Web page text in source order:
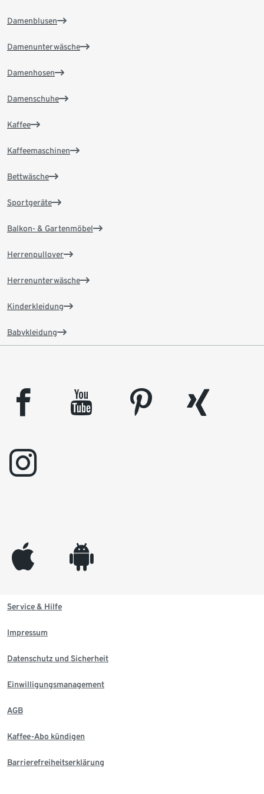
Damenblusen
Damenunterwäsche
Damenhosen
Damenschuhe
Kaffee
Kaffeemaschinen
Bettwäsche
Sportgeräte
Balkon- & Gartenmöbel
Herrenpullover
Herrenunterwäsche
Kinderkleidung
Babykleidung
facebook youtube pinterest
xing
instagram
appleinc android
Service & Hilfe
Impressum
Datenschutz und Sicherheit
Einwilligungsmanagement
AGB
Kaffee-Abo kündigen
Barrierefreiheitserklärung